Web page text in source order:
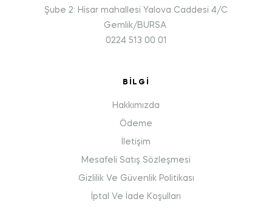
Şube 2: Hisar mahallesi Yalova Caddesi 4/C
Gemlik/BURSA
0224 513 00 01
BILGI
Hakkımızda
Ödeme
İletişim
Mesafeli Satış Sözleşmesi
Gizlilik Ve Güvenlik Politikası
İptal Ve İade Koşulları